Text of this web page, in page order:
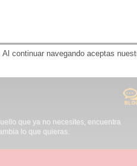
que ya no necesites, encuentra
lo que quieras.
continuar navegando aceptas